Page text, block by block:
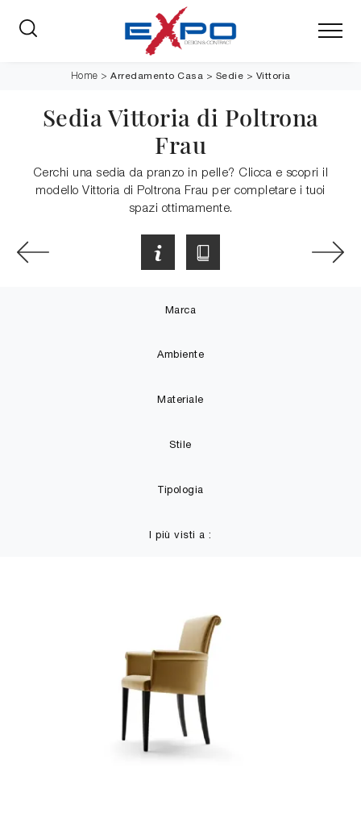
Home > Arredamento Casa > Sedie > Vittoria
Sedia Vittoria di Poltrona
Frau
Cerchi una sedia da pranzo in pelle? Clicca e scopri il
modello Vittoria di Poltrona Frau per completare i tuoi
spazi ottimamente.
Marca
Ambiente
Materiale
Stile
Tipologia
I più visti a :